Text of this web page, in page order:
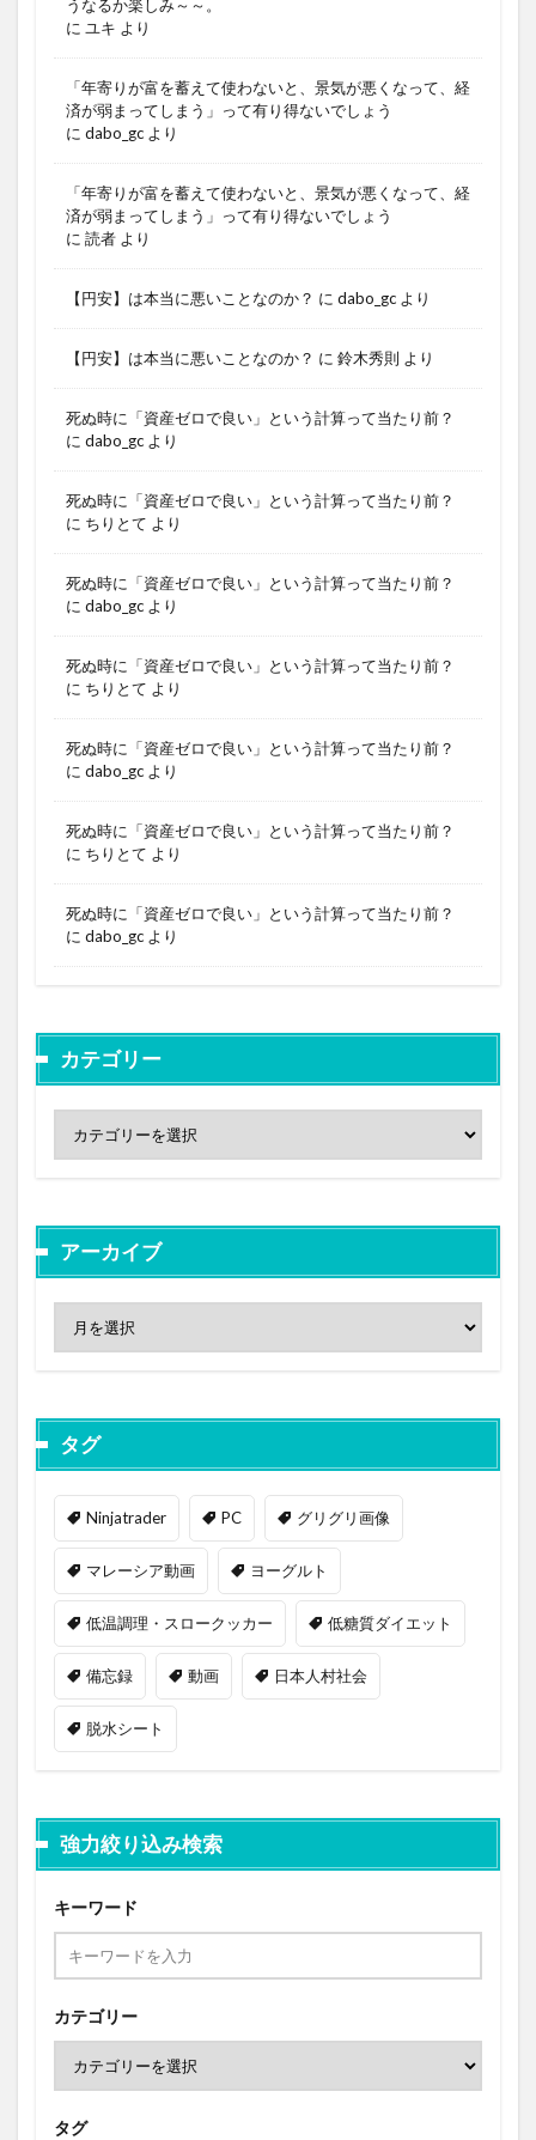
うなるか楽しみ～～。
に ユキ より
「年寄りが富を蓄えて使わないと、景気が悪くなって、経
済が弱まってしまう」って有り得ないでしょう
に dabo_gc より
「年寄りが富を蓄えて使わないと、景気が悪くなって、経
済が弱まってしまう」って有り得ないでしょう
に 読者 より
【円安】は本当に悪いことなのか？ に dabo_gc より
【円安】は本当に悪いことなのか？ に 鈴木秀則 より
死ぬ時に「資産ゼロで良い」という計算って当たり前？
に dabo_gc より
死ぬ時に「資産ゼロで良い」という計算って当たり前？
に ちりとて より
死ぬ時に「資産ゼロで良い」という計算って当たり前？
に dabo_gc より
死ぬ時に「資産ゼロで良い」という計算って当たり前？
に ちりとて より
死ぬ時に「資産ゼロで良い」という計算って当たり前？
に dabo_gc より
死ぬ時に「資産ゼロで良い」という計算って当たり前？
に ちりとて より
死ぬ時に「資産ゼロで良い」という計算って当たり前？
に dabo_gc より
カテゴリー
アーカイブ
タグ
Ninjatrader PC グリグリ画像
マレーシア動画 ヨーグルト
低温調理・スロークッカー 低糖質ダイエット
備忘録 動画 日本人村社会
脱水シート
強力絞り込み検索
キーワード
カテゴリー
タグ